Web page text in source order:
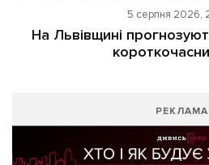
5 серпня 2026,
На Львівщині
РЕКЛАМА